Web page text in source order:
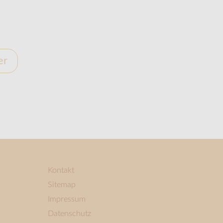
Kontakt
Sitemap
Impressum
Datenschutz